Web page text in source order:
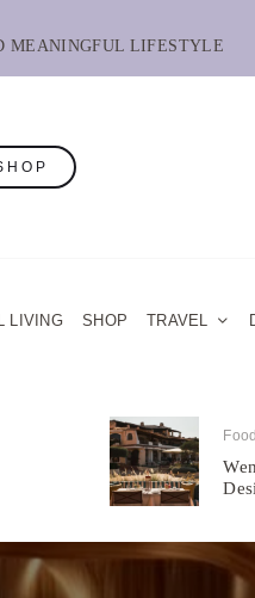
MEANINGFUL LIFESTYLE
LIVING SHOP TRAVEL